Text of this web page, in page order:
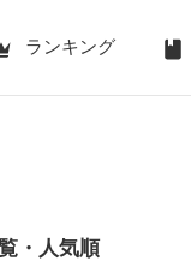
ランキング
・人気順